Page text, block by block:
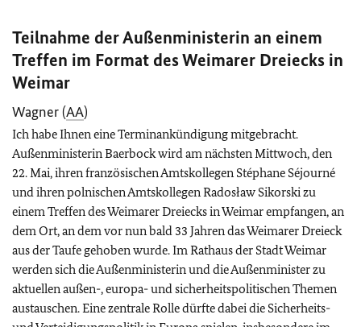
Teilnahme der Außen­ministerin an einem
Treffen im Format des Weimarer Dreiecks in
Weimar
Wagner (AA)
Ich habe Ihnen eine Terminankündigung mitgebracht.
Außenministerin Baerbock wird am nächsten Mittwoch, den
22. Mai, ihren französischen Amtskollegen Stéphane Séjourné
und ihren polnischen AmtskollegenRadosław Sikorskizu
einem Treffen des Weimarer Dreiecks in Weimar empfangen, an
dem Ort, an dem vor nun bald 33 Jahren das Weimarer Dreieck
aus der Taufe gehoben wurde. Im Rathaus der Stadt Weimar
werden sich die Außenministerin und die Außenminister zu
aktuellen außen-, europa- und sicherheitspolitischen Themen
austauschen. Eine zentrale Rolle dürfte dabei die Sicherheits-